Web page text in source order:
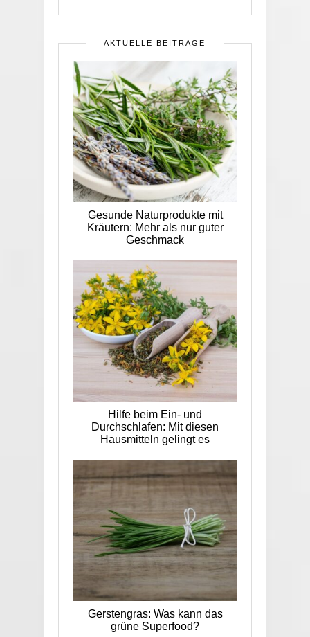
AKTUELLE BEITRÄGE
Gesunde Naturprodukte mit
Kräutern: Mehr als nur guter
Geschmack
Hilfe beim Ein- und
Durchschlafen: Mit diesen
Hausmitteln gelingt es
Gerstengras: Was kann das
grüne Superfood?